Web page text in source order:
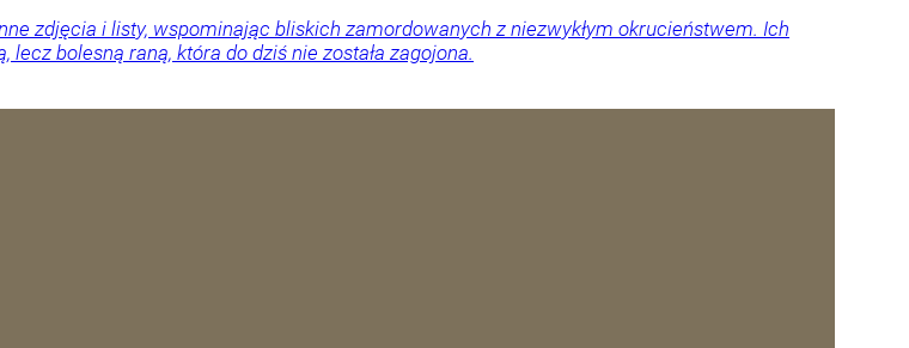
zdjęcia i listy, wspominając bliskich zamordowanych z niezwykłym okrucieństwem. Ich
bolesną raną, która do dziś nie została zagojona.